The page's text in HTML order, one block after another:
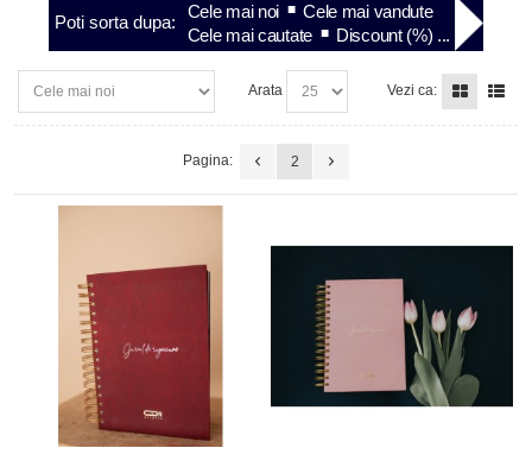
Poti sorta dupa:
Cele mai noi
Cele mai vandute
Cele mai cautate
Discount (%) ...
Arata Vezi ca:
Pagina: 2